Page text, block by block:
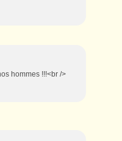
hommes !!!<br />